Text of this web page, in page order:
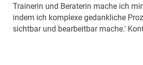
Trainerin und Beraterin mache ich
indem ich komplexe gedankliche
sichtbar und bearbeitbar mache.'